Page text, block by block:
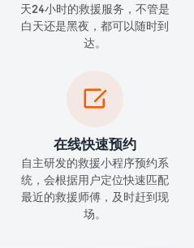
天24小时的救援服务，不管是
白天还是黑夜，都可以随时到
达。

在线快速预约
自主研发的救援小程序预约系
统，会根据用户定位快速匹配
最近的救援师傅，及时赶到现
场。